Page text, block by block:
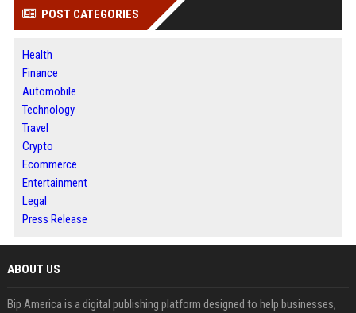
POST CATEGORIES
Health
Finance
Automobile
Technology
Travel
Crypto
Ecommerce
Entertainment
Legal
Press Release
ABOUT US
Bip America is a digital publishing platform designed to help businesses,